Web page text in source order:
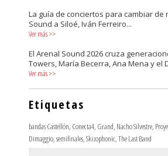
La guía de conciertos para cambiar de
Sound a Siloé, Iván Ferreiro...
Ver más>>
El Arenal Sound 2026 cruza
Towers, María Becerra, Ana Mena y el
Ver más>>
Etiquetas
bandas Castellón, Conecta4, Grand, Nacho Silvestre,
Dimaggio,semifinales,Skizophonic,The Last Band